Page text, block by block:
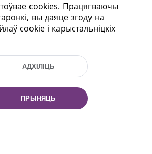
116
Беларусь, 220114
368 37 37, Факс: (+375 17)
cookies. Працягваючы
вы даяце згоду на
cookie і карыстальніцкіх
АДХІЛІЦЬ
ПРЫНЯЦЬ